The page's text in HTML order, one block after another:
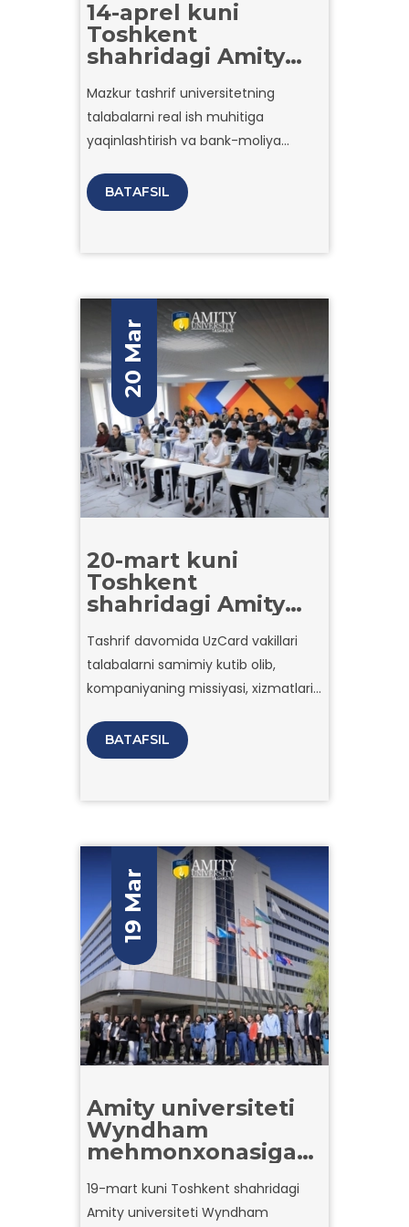
14-aprel kuni
Toshkent
shahridagi Amity
talabalari uchun
O‘zbekiston Milliy
bankiga (NBU)
tashkil etdi.
Mazkur tashrif universitetning
talabalarni real ish muhitiga
yaqinlashtirish va bank-moliya
chuqurlashtirishga qaratilgan
tashabbuslari doirasida tashkil etildi.
BATAFSIL
20 Mar
20-mart kuni
Toshkent
shahridagi Amity
talabalar uchun
UzCard
kompaniyasiga
tashkil etdi.
Tashrif davomida UzCard vakillari
talabalarni samimiy kutib olib,
kompaniyaning missiyasi, xizmatlari
sektoridagi muhim roli haqida
ma’lumot berdilar.
BATAFSIL
19 Mar
Amity universiteti
Wyndham
mehmonxonasiga
tashkil etdi.
19-mart kuni Toshkent shahridagi
Amity universiteti Wyndham